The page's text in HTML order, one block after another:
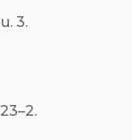
3.